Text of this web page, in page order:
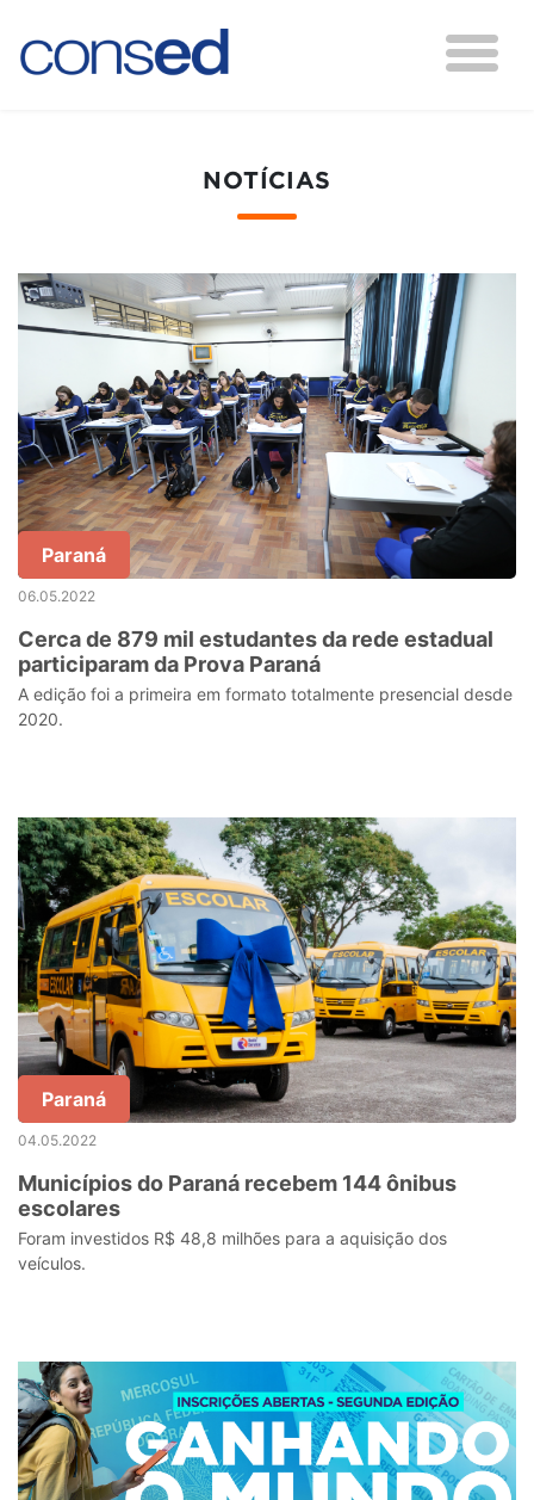
NOTÍCIAS
Paraná
06.05.2022
Cerca de 879 mil estudantes da rede estadual
participaram da Prova Paraná
A edição foi a primeira em formato totalmente presencial desde
2020.
Paraná
04.05.2022
Municípios do Paraná recebem 144 ônibus
escolares
Foram investidos R$ 48,8 milhões para a aquisição dos
veículos.